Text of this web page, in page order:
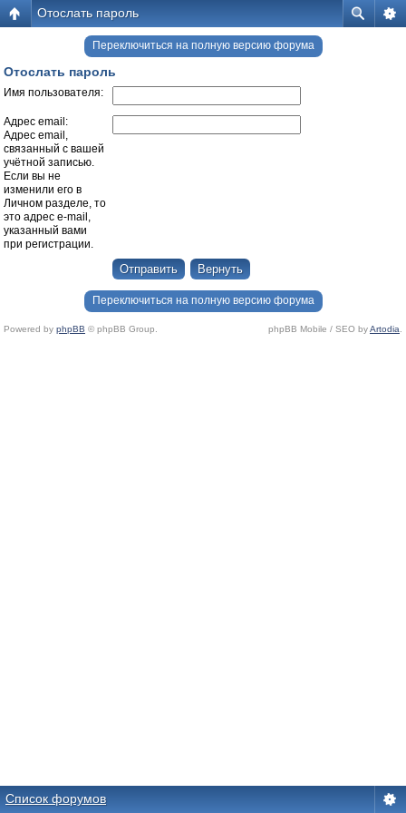
Отослать пароль
Переключиться на полную версию форума
Отослать пароль
Имя пользователя:
Адрес email:
Адрес email,
связанный с вашей
учётной записью.
Если вы не
изменили его в
Личном разделе, то
это адрес e-mail,
указанный вами
при регистрации.
Переключиться на полную версию форума
Powered by phpBB © phpBB Group. phpBB Mobile / SEO byArtodia
Список форумов